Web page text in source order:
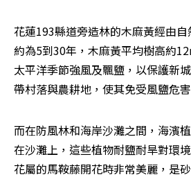
花蓮193縣道旁造林的木麻黃經由
約為5到30年，木麻黃平均樹高約
太平洋季節強風及飄鹽，以保護新
帶村落與農耕地，使其免受風鹽危
而在防風林和海岸沙灘之間，海濱
在沙灘上，這些植物耐鹽耐旱對環
花屬的馬鞍藤開花時非常美麗，是